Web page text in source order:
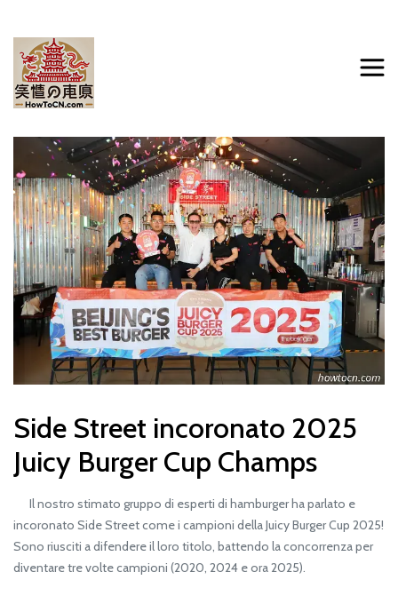
Side Street incoronato 2025
Juicy Burger Cup Champs
Il nostro stimato gruppo di esperti di hamburger ha parlato e
incoronato Side Street come i campioni della Juicy Burger Cup 2025!
Sono riusciti a difendere il loro titolo, battendo la concorrenza per
diventare tre volte campioni (2020, 2024 e ora 2025).